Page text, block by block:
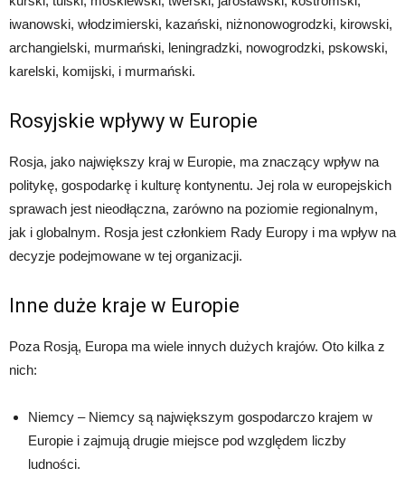
iwanowski, włodzimierski, kazański, niżnonowogrodzki, kirowski,
archangielski, murmański, leningradzki, nowogrodzki, pskowski,
karelski, komijski, i murmański.
Rosyjskie wpływy w Europie
Rosja, jako największy kraj w Europie, ma znaczący wpływ na
politykę, gospodarkę i kulturę kontynentu. Jej rola w europejskich
sprawach jest nieodłączna, zarówno na poziomie regionalnym,
jak i globalnym. Rosja jest członkiem Rady Europy i ma wpływ na
decyzje podejmowane w tej organizacji.
Inne duże kraje w Europie
Poza Rosją, Europa ma wiele innych dużych krajów. Oto kilka z
nich:
Niemcy – Niemcy są największym gospodarczo krajem w
Europie i zajmują drugie miejsce pod względem liczby
ludności.